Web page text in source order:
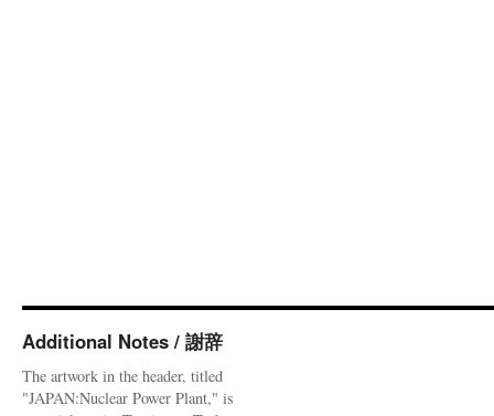
Additional Notes / 謝辞
The artwork in the header, titled
"JAPAN:Nuclear Power Plant," is